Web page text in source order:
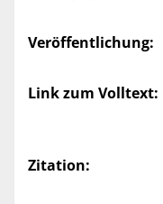
Veröffentlichung:
Link zum Volltext:
Zitation: